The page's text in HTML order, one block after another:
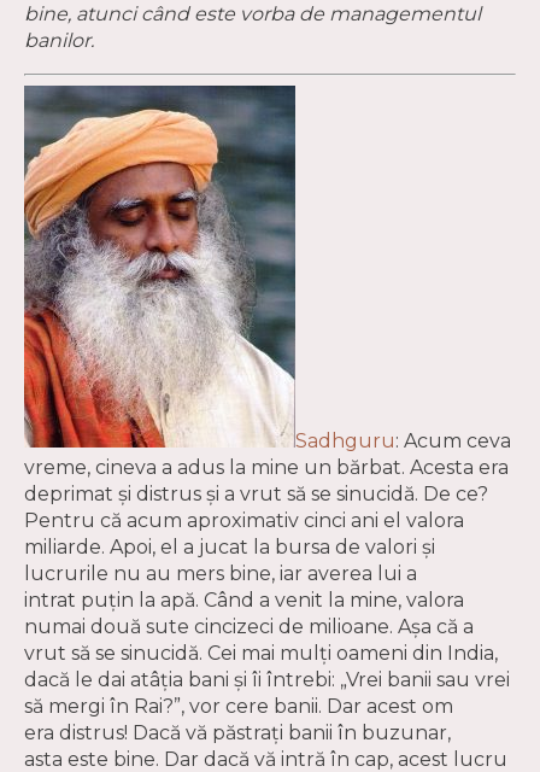
bine, atunci când este vorba de managementul
banilor.
Sadhguru: Acum ceva
vreme, cineva a adus la mine un bărbat. Acesta era
deprimat și distrus și a vrut să se sinucidă. De ce?
Pentru că acum aproximativ cinci ani el valora
miliarde. Apoi, el a jucat la bursa de valori și
lucrurile nu au mers bine, iar averea lui a
intrat puțin la apă. Când a venit la mine, valora
numai două sute cincizeci de milioane. Așa că a
vrut să se sinucidă. Cei mai mulți oameni din India,
dacă le dai atâția bani și îi întrebi: „Vrei banii sau vrei
să mergi în Rai?”, vor cere banii. Dar acest om
era distrus! Dacă vă păstrați banii în buzunar,
asta este bine. Dar dacă vă intră în cap, acest lucru